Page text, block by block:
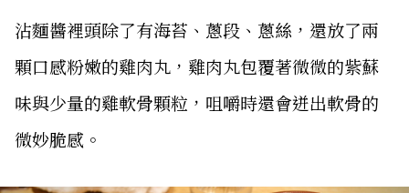
沾麵醬裡頭除了有海苔、蔥段、蔥絲，還放了兩
顆口感粉嫩的雞肉丸，雞肉丸包覆著微微的紫蘇
味與少量的雞軟骨顆粒，咀嚼時還會迸出軟骨的
微妙脆感。